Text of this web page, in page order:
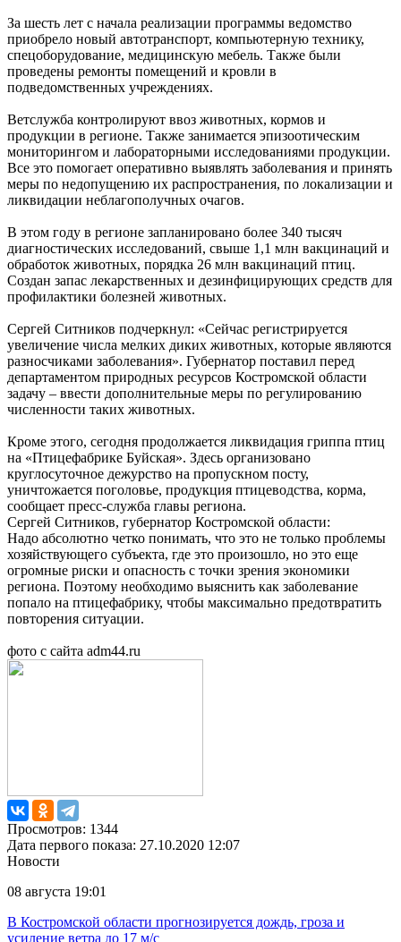
За шесть лет с начала реализации программы ведомство
приобрело новый автотранспорт, компьютерную технику,
спецоборудование, медицинскую мебель. Также были
проведены ремонты помещений и кровли в
подведомственных учреждениях.
Ветслужба контролируют ввоз животных, кормов и
продукции в регионе. Также занимается эпизоотическим
мониторингом и лабораторными исследованиями продукции.
Все это помогает оперативно выявлять заболевания и принять
меры по недопущению их распространения, по локализации и
ликвидации неблагополучных очагов.
В этом году в регионе запланировано более 340 тысяч
диагностических исследований, свыше 1,1 млн вакцинаций и
обработок животных, порядка 26 млн вакцинаций птиц.
Создан запас лекарственных и дезинфицирующих средств для
профилактики болезней животных.
Сергей Ситников подчеркнул: «Сейчас регистрируется
увеличение числа мелких диких животных, которые являются
разносчиками заболевания». Губернатор поставил перед
департаментом природных ресурсов Костромской области
задачу – ввести дополнительные меры по регулированию
численности таких животных.
Кроме этого, сегодня продолжается ликвидация гриппа птиц
на «Птицефабрике Буйская». Здесь организовано
круглосуточное дежурство на пропускном посту,
уничтожается поголовье, продукция птицеводства, корма,
сообщает пресс-служба главы региона.
Сергей Ситников, губернатор Костромской области:
Надо абсолютно четко понимать, что это не только проблемы
хозяйствующего субъекта, где это произошло, но это еще
огромные риски и опасность с точки зрения экономики
региона. Поэтому необходимо выяснить как заболевание
попало на птицефабрику, чтобы максимально предотвратить
повторения ситуации.
фото с сайта adm44.ru
Просмотров: 1344
Дата первого показа: 27.10.2020 12:07
Новости
08 августа 19:01
В Костромской области прогнозируется дождь, гроза и
усиление ветра до 17 м/с